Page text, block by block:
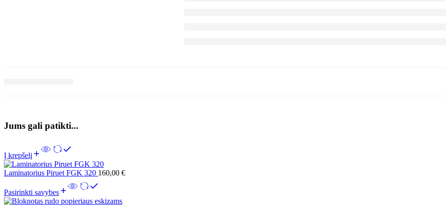
Jums gali patikti...
Į krepšelį
Laminatorius Piruet FGK 320 160,00 €
Pasirinkti savybes